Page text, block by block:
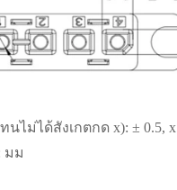
ไม่ได้สังเกตกด x): ± 0.5,
มม